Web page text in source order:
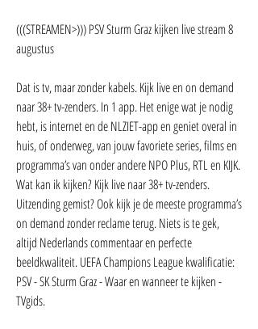
(((STREAMEN>))) PSV Sturm Graz kijken live stream 8
augustus
Dat is tv, maar zonder kabels. Kijk live en on demand
naar 38+ tv-zenders. In 1 app. Het enige wat je nodig
hebt, is internet en de NLZIET-app en geniet overal in
huis, of onderweg, van jouw favoriete series, films en
programma’s van onder andere NPO Plus, RTL en KIJK.
Wat kan ik kijken? Kijk live naar 38+ tv-zenders.
Uitzending gemist? Ook kijk je de meeste programma’s
on demand zonder reclame terug. Niets is te gek,
altijd Nederlands commentaar en perfecte
beeldkwaliteit. UEFA Champions League kwalificatie:
PSV - SK Sturm Graz - Waar en wanneer te kijken -
TVgids.